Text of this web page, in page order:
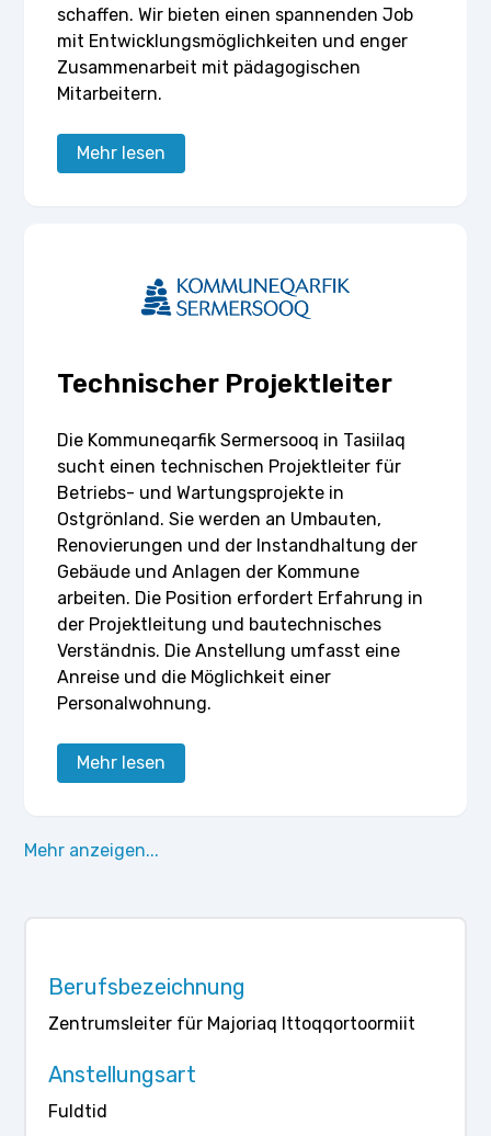
schaffen. Wir bieten einen spannenden Job
mit Entwicklungsmöglichkeiten und enger
Zusammenarbeit mit pädagogischen
Mitarbeitern.
Mehr lesen
Technischer Projektleiter
Die Kommuneqarfik Sermersooq in Tasiilaq
sucht einen technischen Projektleiter für
Betriebs- und Wartungsprojekte in
Ostgrönland. Sie werden an Umbauten,
Renovierungen und der Instandhaltung der
Gebäude und Anlagen der Kommune
arbeiten. Die Position erfordert Erfahrung in
der Projektleitung und bautechnisches
Verständnis. Die Anstellung umfasst eine
Anreise und die Möglichkeit einer
Personalwohnung.
Mehr lesen
Mehr anzeigen...
Berufsbezeichnung
Zentrumsleiter für Majoriaq Ittoqqortoormiit
Anstellungsart
Fuldtid